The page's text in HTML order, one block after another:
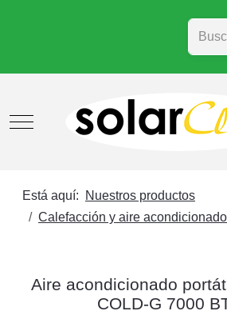
Buscar
Mobile Menu Toggle
Está aquí:
Nuestros productos
Calefacción y aire acondicionado
Aire acondicionado
COLD-G 7000